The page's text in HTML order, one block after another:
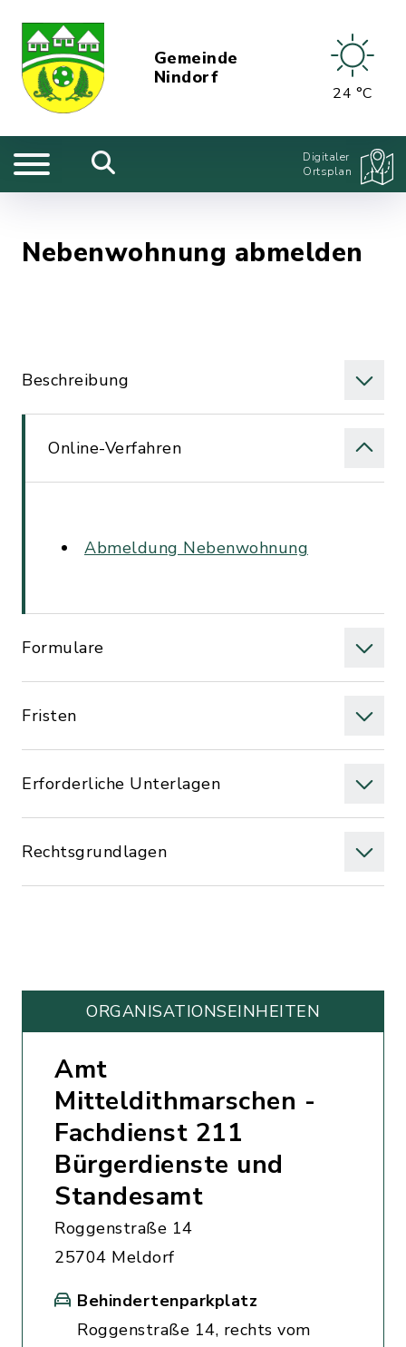
Gemeinde
Nindorf
24 °C
Digitaler
Ortsplan
Nebenwohnung abmelden
Beschreibung
Online-Verfahren
Abmeldung Nebenwohnung
Formulare
Fristen
Erforderliche Unterlagen
Rechtsgrundlagen
ORGANISATIONS­EINHEITEN
Amt
Mitteldithmarschen -
Fachdienst 211
Bürgerdienste und
Standesamt
Roggenstraße 14
25704 Meldorf
Behindertenparkplatz
Roggenstraße 14, rechts vom